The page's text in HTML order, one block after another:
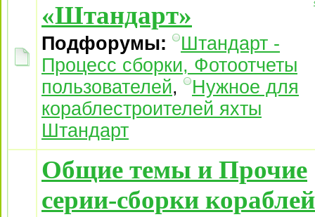
«Штандарт»
Подфорумы:
Штандарт -
Процесс сборки, Фотоотчеты
пользователей,
Нужное для
кораблестроителей яхты
Штандарт
Общие темы и Прочие
серии-сборки кораблей